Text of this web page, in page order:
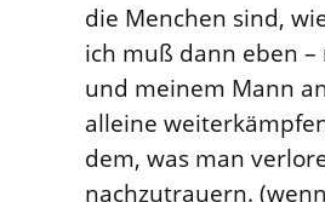
die Menchen sind,
ich muß dann eben
und meinem Mann
alleine
dem, was man
nachzutrauern.